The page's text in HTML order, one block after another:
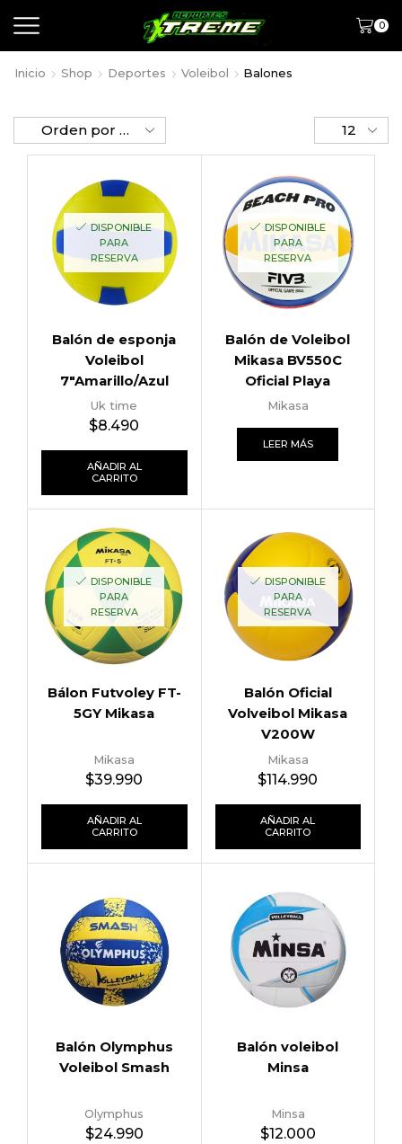
0
Inicio Shop Deportes Voleibol Balones
DISPONIBLE
PARA
RESERVA
Balón de esponja
Voleibol
7″Amarillo/Azul
Uk time
$8.490
AÑADIR AL
CARRITO
DISPONIBLE
PARA
RESERVA
Balón de Voleibol
Mikasa BV550C
Oficial Playa
Mikasa
LEER MÁS
DISPONIBLE
PARA
RESERVA
Bálon Futvoley FT-
5GY Mikasa
Mikasa
$39.990
AÑADIR AL
CARRITO
DISPONIBLE
PARA
RESERVA
Balón Oficial
Volveibol Mikasa
V200W
Mikasa
$114.990
AÑADIR AL
CARRITO
Balón Olymphus
Voleibol Smash
Olymphus
$24.990
Balón voleibol
Minsa
Minsa
$12.000